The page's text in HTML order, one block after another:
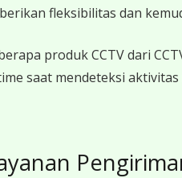
fleksibilitas dan
produk CCTV dari
saat mendeteksi